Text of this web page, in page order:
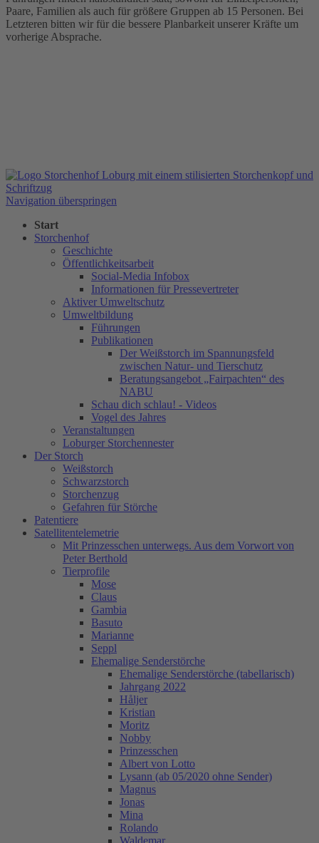
Paare, Familien als auch für größere Gruppen ab 15 Personen. Bei
Letzteren bitten wir für die bessere Planbarkeit unserer Kräfte um
vorherige Absprache.
Navigation überspringen
Start
Storchenhof
Geschichte
Öffentlichkeitsarbeit
Social-Media Infobox
Informationen für Pressevertreter
Aktiver Umweltschutz
Umweltbildung
Führungen
Publikationen
Der Weißstorch im Spannungsfeld
zwischen Natur- und Tierschutz
Beratungsangebot „Fairpachten“ des
NABU
Schau dich schlau! - Videos
Vogel des Jahres
Veranstaltungen
Loburger Storchennester
Der Storch
Weißstorch
Schwarzstorch
Storchenzug
Gefahren für Störche
Patentiere
Satellitentelemetrie
Mit Prinzesschen unterwegs. Aus dem Vorwort von
Peter Berthold
Tierprofile
Mose
Claus
Gambia
Basuto
Marianne
Seppl
Ehemalige Senderstörche
Ehemalige Senderstörche (tabellarisch)
Jahrgang 2022
Håljer
Kristian
Moritz
Nobby
Prinzesschen
Albert von Lotto
Lysann (ab 05/2020 ohne Sender)
Magnus
Jonas
Mina
Rolando
Waldemar